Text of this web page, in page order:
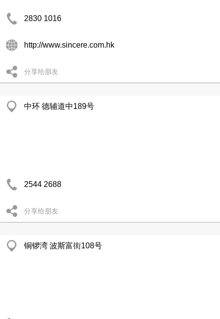
2830 1016
http://www.sincere.com.hk
分享给朋友
中环 德辅道中189号
2544 2688
分享给朋友
铜锣湾 波斯富街108号